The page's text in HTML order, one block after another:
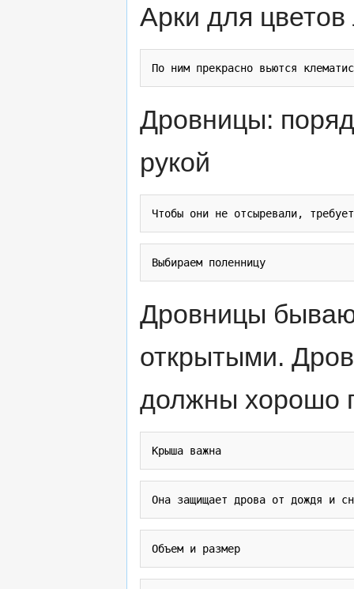
Арки для
Дровницы:
рукой
Дровницы
открытыми.
должны хорошо